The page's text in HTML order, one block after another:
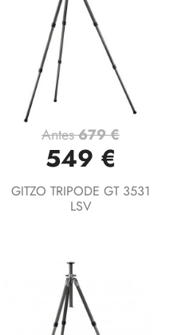
Antes679 €
549 €
GITZO TRIPODE GT 3531
LSV